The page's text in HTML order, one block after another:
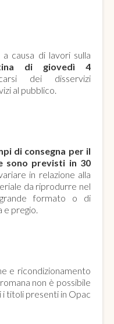
causa di lavori sulla
di giovedì 4
dei disservizi
al pubblico.
di consegna per il
sono previsti in 30
in relazione alla
da riprodurre nel
formato o di
pregio.
e ricondizionamento
non è possibile
titoli presenti in Opac